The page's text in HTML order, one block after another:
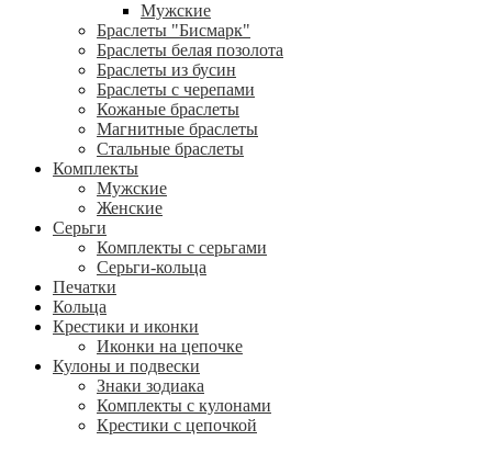
Мужские
Браслеты "Бисмарк"
Браслеты белая позолота
Браслеты из бусин
Браслеты с черепами
Кожаные браслеты
Магнитные браслеты
Стальные браслеты
Комплекты
Мужские
Женские
Серьги
Комплекты с серьгами
Серьги-кольца
Печатки
Кольца
Крестики и иконки
Иконки на цепочке
Кулоны и подвески
Знаки зодиака
Комплекты с кулонами
Крестики с цепочкой